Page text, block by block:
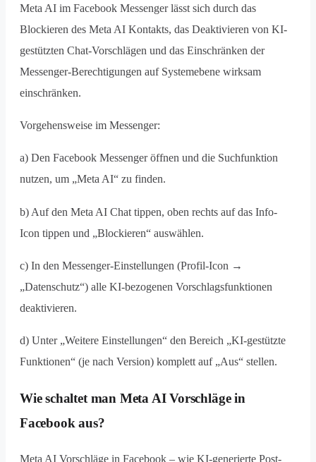
Meta AI im Facebook Messenger lässt sich durch das
Blockieren des Meta AI Kontakts, das Deaktivieren von KI-
gestützten Chat-Vorschlägen und das Einschränken der
Messenger-Berechtigungen auf Systemebene wirksam
einschränken.
Vorgehensweise im Messenger:
a) Den Facebook Messenger öffnen und die Suchfunktion
nutzen, um „Meta AI“ zu finden.
b) Auf den Meta AI Chat tippen, oben rechts auf das Info-
Icon tippen und „Blockieren“ auswählen.
c) In den Messenger-Einstellungen (Profil-Icon →
„Datenschutz“) alle KI-bezogenen Vorschlagsfunktionen
deaktivieren.
d) Unter „Weitere Einstellungen“ den Bereich „KI-gestützte
Funktionen“ (je nach Version) komplett auf „Aus“ stellen.
Wie schaltet man Meta AI Vorschläge in
Facebook aus?
Meta AI Vorschläge in Facebook – wie KI-generierte Post-